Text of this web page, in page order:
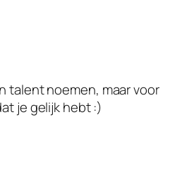
talent noemen, maar voor
je gelijk hebt :)